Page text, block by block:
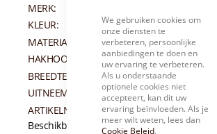
We gebruiken cookies om
onze diensten te
verbeteren, persoonlijke
aanbiedingen te doen en
uw ervaring te verbeteren.
Als u onderstaande
optionele cookies niet
accepteert, kan dit uw
ervaring beïnvloeden. Als je
meer wilt weten, lees dan
Cookie Beleid.
MERK:
KLEUR:
COGNAC
MATERIAAL:
LEER
HAKHOOGTE:
25 MM
BREEDTEMAAT:
H
UITNEEMBAAR VOETBED:
JA
ARTIKELNUMMER:
005197
Beschikbaarheid:Niet op voorraad